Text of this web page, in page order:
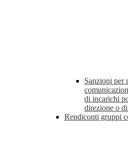
Sanzioni per
di incarichi
direzione o
Rendiconti gruppi